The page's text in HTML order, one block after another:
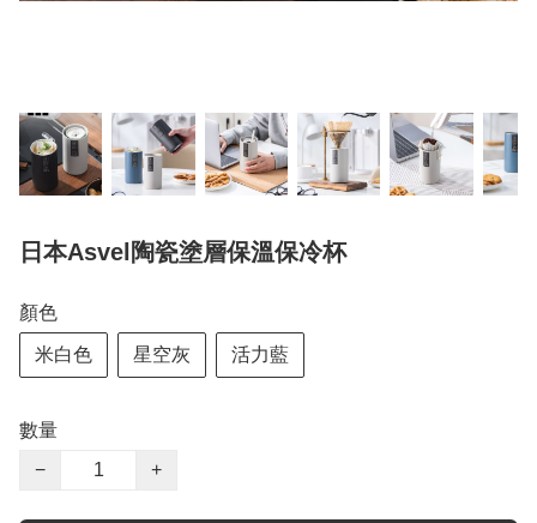
日本Asvel陶瓷塗層保溫保冷杯
顏色
米白色 星空灰 活力藍
數量
−
+